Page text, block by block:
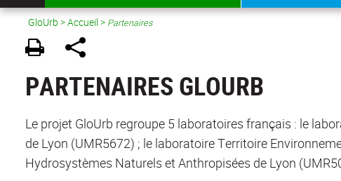
GloUrb >Accueil > Partenaires
PARTENAIRES GLOURB
Le projet GloUrb regroupe 5 laboratoires français : le
de Lyon (UMR5672) ; le laboratoire Territoire
Hydrosystèmes Naturels et Anthropisées de Lyon